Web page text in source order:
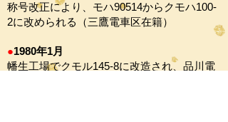
称号改正により、モハ90514からクモハ100-
2に改められる（三鷹電車区在籍）
●1980年1月
幡生工場でクモル145-8に改造され、品川電